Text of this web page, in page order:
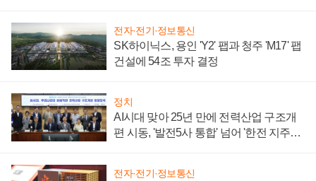
전자·전기·정보통신
SK하이닉스, 용인 'Y2' 팹과 청주 'M17' 팹
건설에 54조 투자 결정
정치
AI시대 맞아 25년 만에 전력산업 구조개
편 시동, '발전5사 통합' 넘어 '한전 지주사'
전자·전기·정보통신